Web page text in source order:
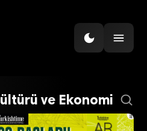
ve Ekonomi